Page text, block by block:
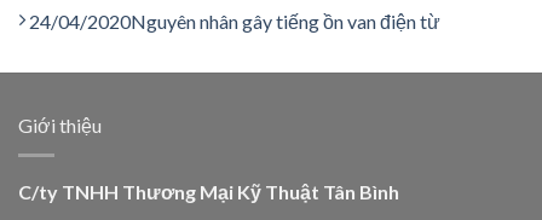
24/04/2020Nguyên nhân gây tiếng ồn van điện từ
Giới thiệu
C/ty TNHH Thương Mại Kỹ Thuật Tân Bình